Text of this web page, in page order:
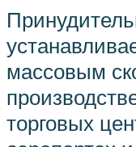
массовым
торговых